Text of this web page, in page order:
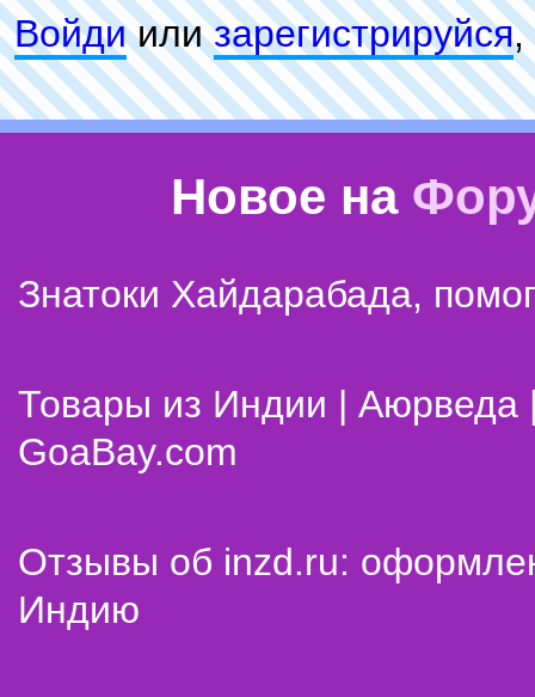
Войдиилизарeгиcтpируйся,
Новое на
Знатоки Хайдарабада,
Товары из Индии | Аюрведа
GoaBay.com
Отзывы об inzd.ru:
Индию